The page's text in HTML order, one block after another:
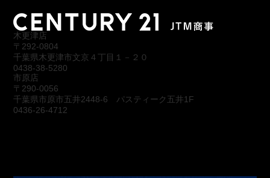
木更津店
〒292-0804
千葉県木更津市文京４丁目１－２０
0438-38-5280
市原店
〒290-0056
千葉県市原市五井2448-6 パスティーク五井1F
0436-26-4712